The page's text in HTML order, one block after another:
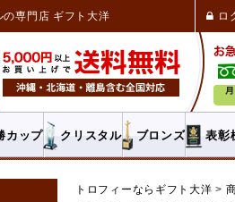
の専門店 ギフト大洋 ロ
カップ クリスタル ブロンズ 表彰
トロフィーならギフト大洋